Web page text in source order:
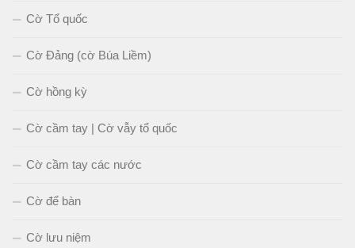
Cờ Tổ quốc
Cờ Đảng (cờ Búa Liềm)
Cờ hồng kỳ
Cờ cầm tay | Cờ vẫy tổ quốc
Cờ cầm tay các nước
Cờ để bàn
Cờ lưu niệm